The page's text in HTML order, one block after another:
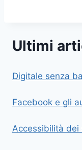
Ultimi
Digitale senza
Facebook e gli
Accessibilità dei